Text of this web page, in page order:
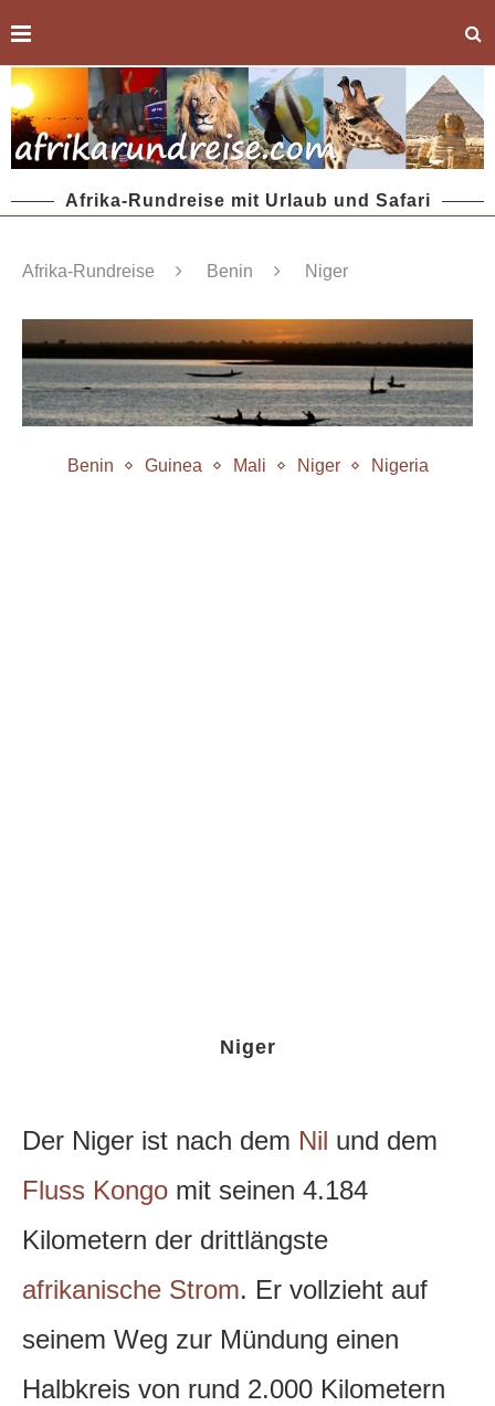
Afrika-Rundreise mit Urlaub und Safari
Afrika-Rundreise Benin Niger
Benin Guinea Mali Niger Nigeria
Niger
Der Niger ist nach dem Nil und dem
Fluss Kongo mit seinen 4.184
Kilometern der drittlängste
afrikanische Strom. Er vollzieht auf
seinem Weg zur Mündung einen
Halbkreis von rund 2.000 Kilometern